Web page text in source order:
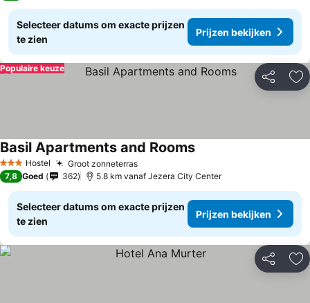
Selecteer datums om exacte prijzen
te zien
Prijzen bekijken
Delen
Populaire keuze
3 SterrenHostel Groot zonneterras
Basil Apartments and Rooms
7,8 Goed 362 5.8 km vanaf Jezera City Center
Selecteer datums om exacte prijzen
te zien
Prijzen bekijken
Delen